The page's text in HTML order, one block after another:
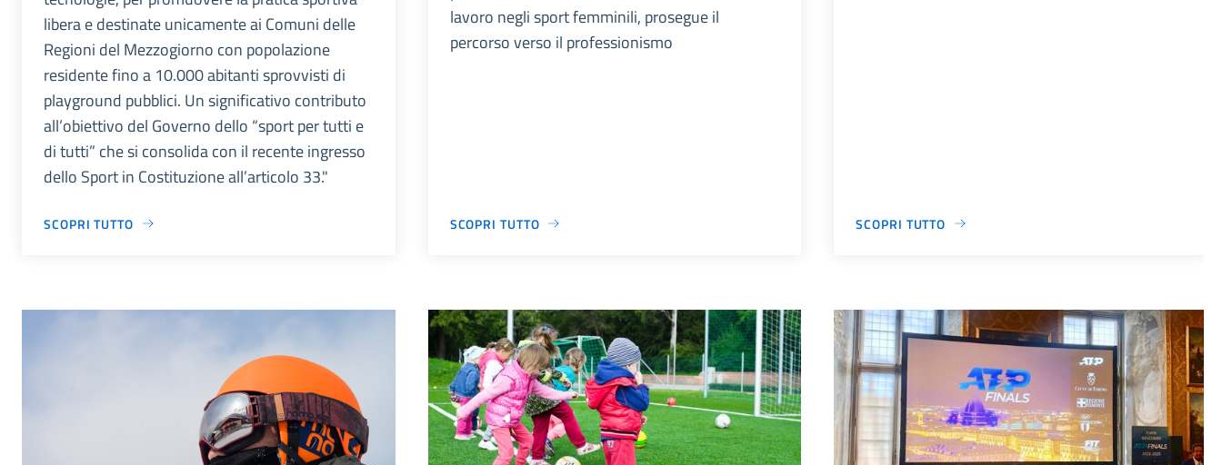
libera e destinate unicamente ai Comuni delle
Regioni del Mezzogiorno con popolazione
residente fino a 10.000 abitanti sprovvisti di
playground pubblici. Un significativo contributo
all’obiettivo del Governo dello “sport per tutti e
di tutti” che si consolida con il recente ingresso
dello Sport in Costituzione all’articolo 33."
SCOPRI TUTTO
lavoro negli sport femminili, prosegue il
percorso verso il professionismo
SCOPRI TUTTO SCOPRI TUTTO